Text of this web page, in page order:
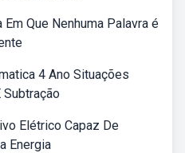
Que Nenhuma Palavra é
4 Ano Situações
Elétrico Capaz De
Energia